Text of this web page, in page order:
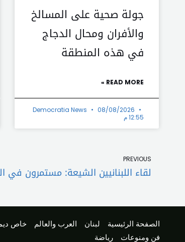
جولة صحية على المسالخ
والأفران ومحال الدجاج
في هذه المنطقة
READ MORE »
Democratia News
08/08/2026
12:55 م
PREVIOUS
الصفحة الرئيسية لبنان العرب والعالم خاص
فن ومنوعات
رياضة